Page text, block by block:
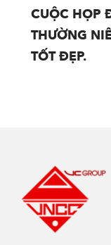
CUỘC HỌP
THƯỜNG
TỐT ĐẸP.